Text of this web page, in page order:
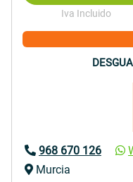
Iva Incluido
968 670 126
Murcia